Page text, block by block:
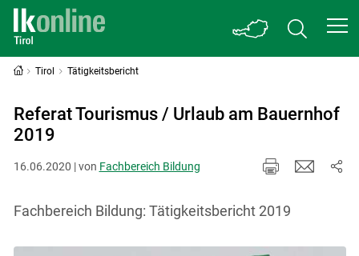
Tirol Tätigkeitsbericht
Referat Tourismus / Urlaub am Bauernhof
2019
16.06.2020 | von Fachbereich Bildung
Fachbereich Bildung: Tätigkeitsbericht 2019